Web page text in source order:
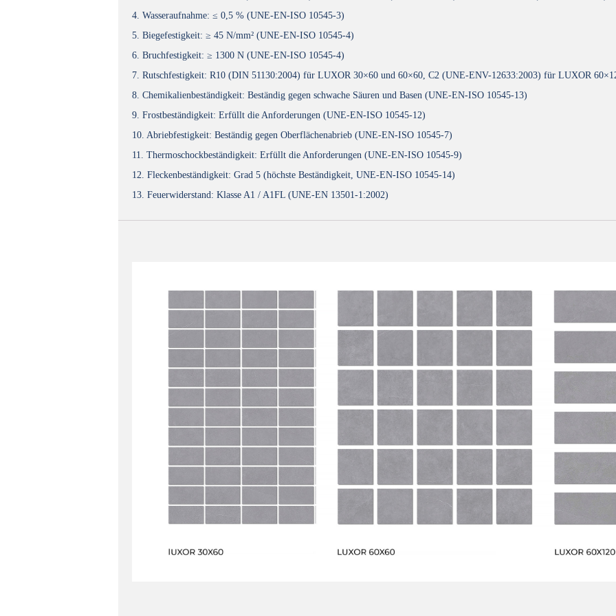
4. Wasseraufnahme: ≤ 0,5 % (UNE-EN-ISO 10545-3)
5. Biegefestigkeit: ≥ 45 N/mm² (UNE-EN-ISO 10545-4)
6. Bruchfestigkeit: ≥ 1300 N (UNE-EN-ISO 10545-4)
7. Rutschfestigkeit: R10 (DIN 51130:2004) für LUXOR 30×60 und 60×60, C2 (UNE-ENV-12633:2003) für LUXOR
8. Chemikalienbeständigkeit: Beständig gegen schwache Säuren und Basen (UNE-EN-ISO 10545-13)
9. Frostbeständigkeit: Erfüllt die Anforderungen (UNE-EN-ISO 10545-12)
10. Abriebfestigkeit: Beständig gegen Oberflächenabrieb (UNE-EN-ISO 10545-7)
11. Thermoschockbeständigkeit: Erfüllt die Anforderungen (UNE-EN-ISO 10545-9)
12. Fleckenbeständigkeit: Grad 5 (höchste Beständigkeit, UNE-EN-ISO 10545-14)
13. Feuerwiderstand: Klasse A1 / A1FL (UNE-EN 13501-1:2002)